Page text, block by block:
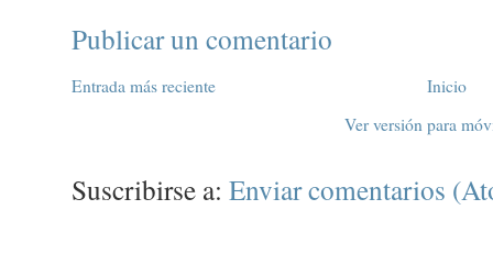
Publicar un comentario
Entrada más reciente
Inicio
Ver versión para
Suscribirse a: Enviar comentarios